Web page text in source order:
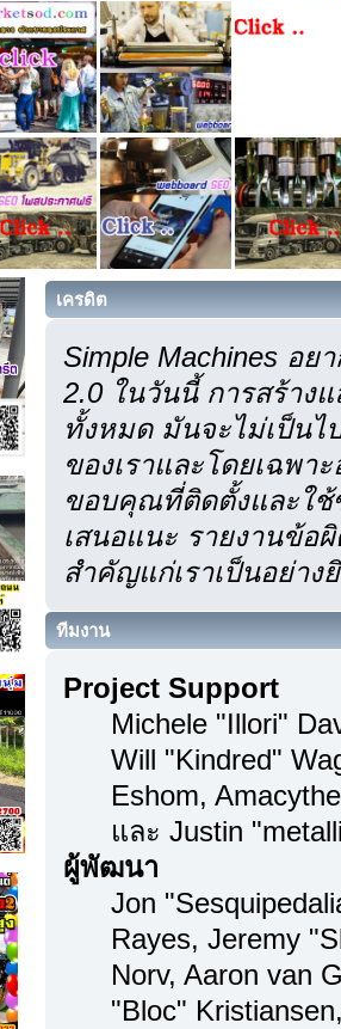
เครดิต
Simple Machines อ
2.0 ในวันนี้ การสร้างแ
ทั้งหมด มันจะไม่เป็นไ
ของเราและโดยเฉพา
ขอบคุณที่ติดตั้งและใช้
เสนอแนะ รายงานข้อ
สำคัญแก่เราเป็นอย่าง
ทีมงาน
Project Support
Michele "Illori"
Will "Kindred"
Eshom,
และ Justin
ผู้พัฒนา
Jon
Rayes, Jeremy
Norv, Aaron van
"Bloc"